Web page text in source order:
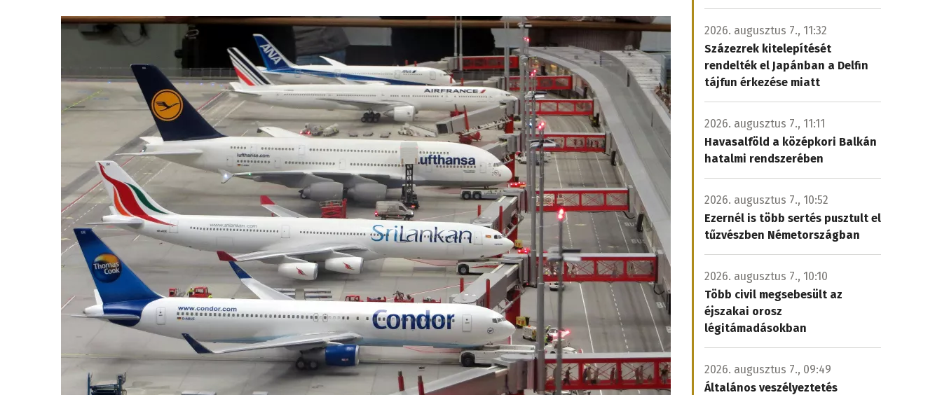
2026. augusztus 7., 11:32
Százezrek kitelepítését
rendelték el Japánban a Delfin
tájfun érkezése miatt
2026. augusztus 7., 11:11
Havasalföld a középkori Balkán
hatalmi rendszerében
2026. augusztus 7., 10:52
Ezernél is több sertés pusztult el
tűzvészben Németországban
2026. augusztus 7., 10:10
Több civil megsebesült az
éjszakai orosz
légitámadásokban
2026. augusztus 7., 09:49
Általános veszélyeztetés